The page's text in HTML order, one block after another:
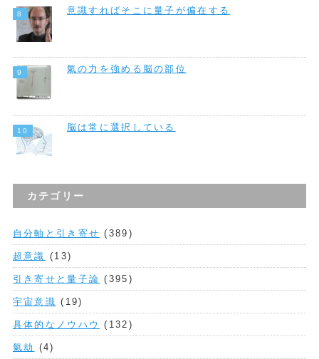
意識すればそこに量子が偏在する
氣の力を強める脳の部位
脳は常に選択している
カテゴリー
自分軸と引き寄せ (389)
超意識 (13)
引き寄せと量子論 (395)
宇宙意識 (19)
具体的なノウハウ (132)
氣劫 (4)